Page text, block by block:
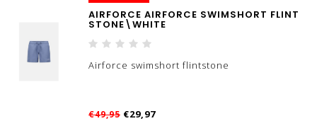
AIRFORCE AIRFORCE SWIMSHORT FLINT
STONE\WHITE
Airforce swimshort flintstone
€49,95 €29,97